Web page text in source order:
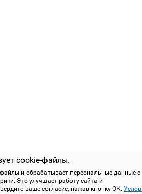
cookie-файлы.
и обрабатывает персональные данные с
Это улучшает работу сайта и
ваше согласие, нажав кнопку ОК.